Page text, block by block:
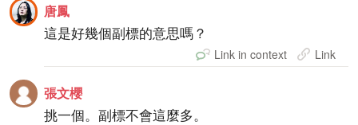
唐鳳
這是好幾個副標的意思嗎？
Link in context Link
張文櫻
挑一個。副標不會這麼多。